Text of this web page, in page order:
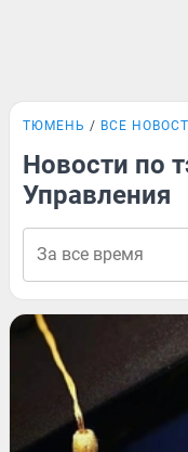
ТЮМЕНЬ ВСЕ
Новости по
Управления